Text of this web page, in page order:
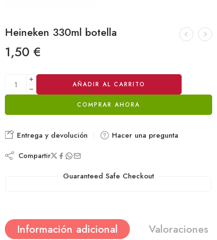
Heineken 330ml botella
1,50 €
AÑADIR AL CARRITO
COMPRAR AHORA
Alternative:
Entrega y devolución Hacer una pregunta
Compartir
Guaranteed Safe Checkout
Información adicional Valoraciones